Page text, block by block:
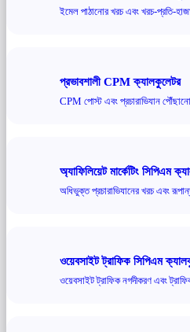
ইমেল পাঠানোর খরচ এবং খরচ-প্রতি-
প্রভাবশালী CPM ক্যালকুলেটর
CPM পোস্ট এবং প্রচারাভিযান
অ্যাফিলিয়েট মার্কেটিং সিপিএম
অধিভুক্ত প্রচারাভিযানের খরচ এবং
ওয়েবসাইট ট্রাফিক সিপিএম
ওয়েবসাইট ট্রাফিক নগদীকরণ এবং